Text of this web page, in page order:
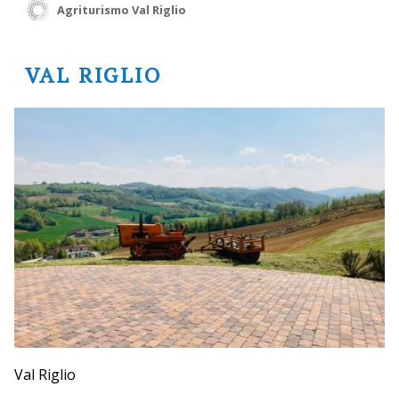
Agriturismo Val Riglio
VAL RIGLIO
Val Riglio